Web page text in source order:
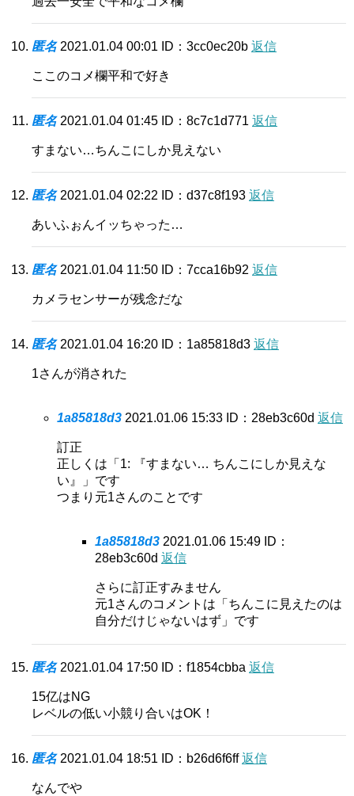
匿名 2021.01.04 00:01 ID：3cc0ec20b 返信
ここのコメ欄平和で好き
匿名 2021.01.04 01:45 ID：8c7c1d771 返信
すまない…ちんこにしか見えない
匿名 2021.01.04 02:22 ID：d37c8f193 返信
あいふぉんイッちゃった…
匿名 2021.01.04 11:50 ID：7cca16b92 返信
カメラセンサーが残念だな
匿名 2021.01.04 16:20 ID：1a85818d3 返信
1さんが消された
1a85818d3 2021.01.06 15:33 ID：28eb3c60d 返信
訂正
正しくは「1: 『すまない… ちんこにしか見えな
い』」です
つまり元1さんのことです
1a85818d3 2021.01.06 15:49 ID：
28eb3c60d 返信
さらに訂正すみません
元1さんのコメントは「ちんこに見えたのは
自分だけじゃないはず」です
匿名 2021.01.04 17:50 ID：f1854cbba 返信
15亿はNG
レベルの低い小競り合いはOK！
匿名 2021.01.04 18:51 ID：b26d6f6ff返信
なんでや